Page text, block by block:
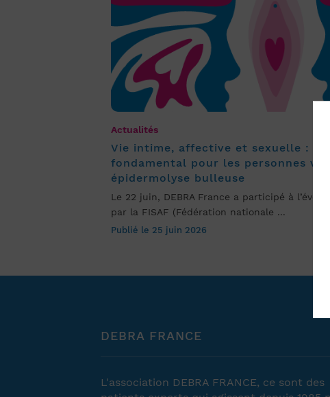
Actualités
Vie intime, affective et sexuelle : un
fondamental pour les personnes
épidermolyse bulleuse
Le 22 juin, DEBRA France a participé à
par la FISAF (Fédération nationale ...
Publié le 25 juin 2026
DEBRA FRANCE
L'association DEBRA FRANCE, ce sont des